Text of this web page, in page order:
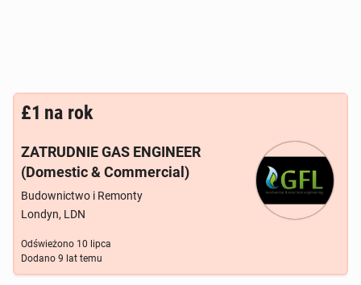
£1 na rok
ZATRUDNIE GAS ENGINEER
(Domestic & Commercial)
Budownictwo i Remonty
Londyn, LDN
Odświeżono 10 lipca
Dodano 9 lat temu